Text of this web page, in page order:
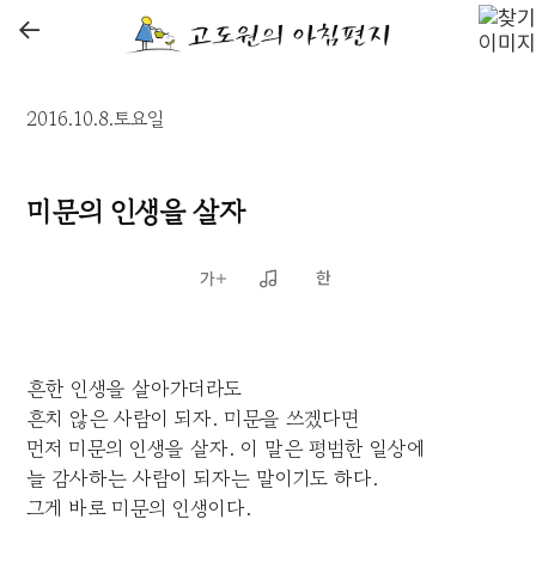
←
2016.10.8.토요일
미문의 인생을 살자
흔한 인생을 살아가더라도
흔치 않은 사람이 되자. 미문을 쓰겠다면
먼저 미문의 인생을 살자. 이 말은 평범한 일상에
늘 감사하는 사람이 되자는 말이기도 하다.
그게 바로 미문의 인생이다.